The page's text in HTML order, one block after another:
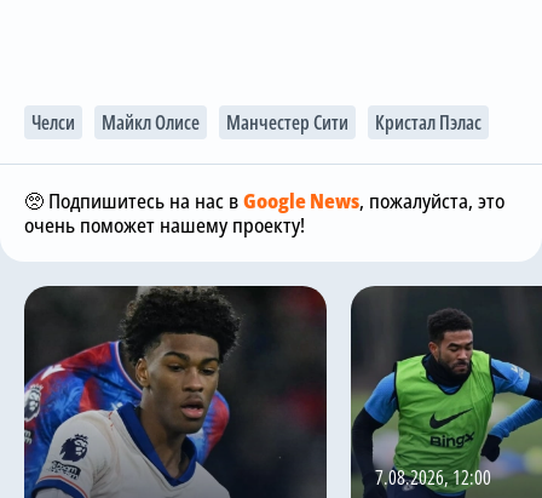
Челси Майкл Олисе Манчестер Сити Кристал Пэлас
🥺 Подпишитесь на нас вGoogle News, пожалуйста, это
очень поможет нашему проекту!
7.08.2026, 12:00